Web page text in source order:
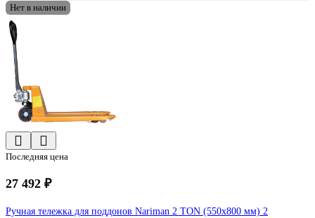
Нет в наличии
Последняя цена
27 492 ₽
Ручная тележка для поддонов Nariman 2 TON (550x800 мм) 2